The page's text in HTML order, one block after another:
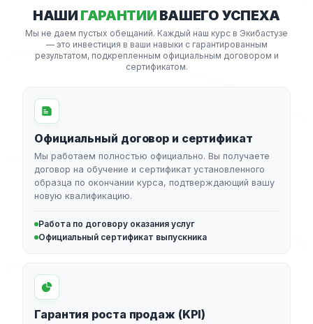
НАШИ ГАРАНТИИ ВАШЕГО УСПЕХА
Мы не даем пустых обещаний. Каждый наш курс в Экибастузе
— это инвестиция в ваши навыки с гарантированным
результатом, подкрепленным официальным договором и
сертификатом.
Официальный договор и сертификат
Мы работаем полностью официально. Вы получаете
договор на обучение и сертификат установленного
образца по окончании курса, подтверждающий вашу
новую квалификацию.
Работа по договору оказания услуг
Официальный сертификат выпускника
Гарантия роста продаж (KPI)